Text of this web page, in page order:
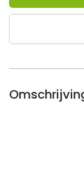
cassette
tas